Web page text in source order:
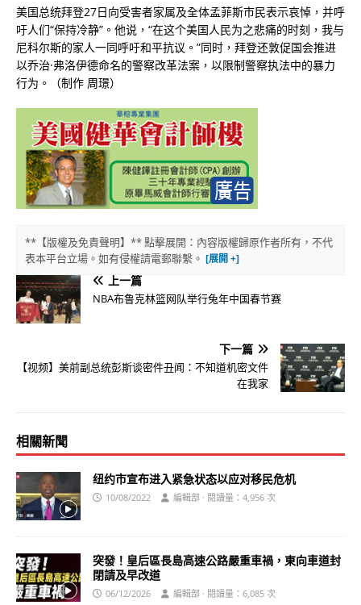
美国总统拜登27日向受害者家属及全体孟菲斯市民表示哀悼，并呼
吁人们“保持冷静”。他说，“在这个美国人民为之悲痛的时刻，我与
尼科尔斯的家人一同呼吁和平抗议。”同时，拜登还敦促国会推进
以乔治·弗洛伊德命名的警察改革法案，以限制警察执法中的暴力
行为。（制作 周璟）
**【版權及免責聲明】** 點擊展開：內容版權歸原作者所有，不代
表本平台立場。如有侵權請電郵聯繫。
上一篇
NBA布鲁克林篮网队举行兔年中国春节赛
下一篇
【视频】美前副总统彭斯谈密件丑闻：不知道机密文件
在我家
相關新聞
纽约市宣布进入紧急状态以应对移民危机
10/08/2022 編輯部 · 閱讀量：4,956 次
突發！皇后區長島高速公路嚴重車禍，東向車道封
閉請及早改道
06/12/2026 編輯部 · 閱讀量：6,085 次